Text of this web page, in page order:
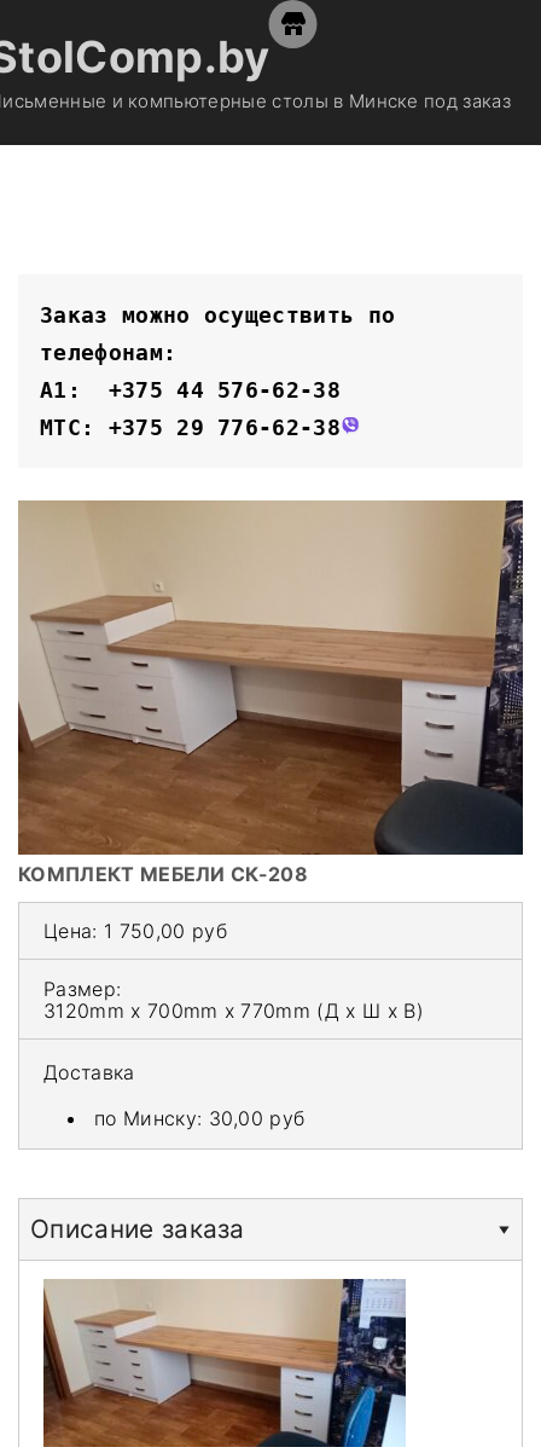
k
i
p
t
и компьютерные столы в Минске под заказ
Заказ можно осуществить по
телефонам:
A1:  +375 44 576-62-38
MTC: +375 29 776-62-38
КОМПЛЕКТ МЕБЕЛИ СК-208
Цена: 1 750,00 руб
Размер:
3120mm x 700mm x 770mm (Д x Ш x В)
Доставка
по Минску: 30,00 руб
Описание заказа